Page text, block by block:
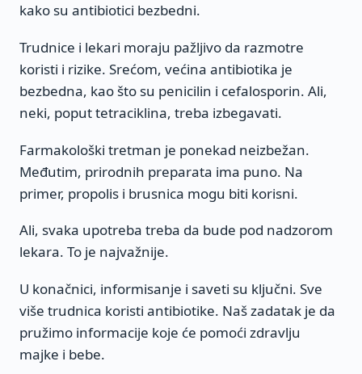
kako su antibiotici bezbedni.
Trudnice i lekari moraju pažljivo da razmotre
koristi i rizike. Srećom, većina antibiotika je
bezbedna, kao što su penicilin i cefalosporin. Ali,
neki, poput tetraciklina, treba izbegavati.
Farmakološki tretman je ponekad neizbežan.
Međutim, prirodnih preparata ima puno. Na
primer, propolis i brusnica mogu biti korisni.
Ali, svaka upotreba treba da bude pod nadzorom
lekara. To je najvažnije.
U konačnici, informisanje i saveti su ključni. Sve
više trudnica koristi antibiotike. Naš zadatak je da
pružimo informacije koje će pomoći zdravlju
majke i bebe.